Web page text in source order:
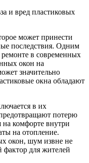
может принести
последствия. Одним
в современных
окон на
значительно
окна обладают
в их
потерю
на комфорте внутри
на отопление.
окон, шум извне не
фактор для жителей